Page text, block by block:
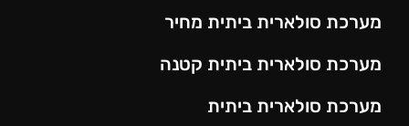
מערכת סולארית ביתית מחיר
מערכת סולארית ביתית קטנה
מערכת סולארית ביתית